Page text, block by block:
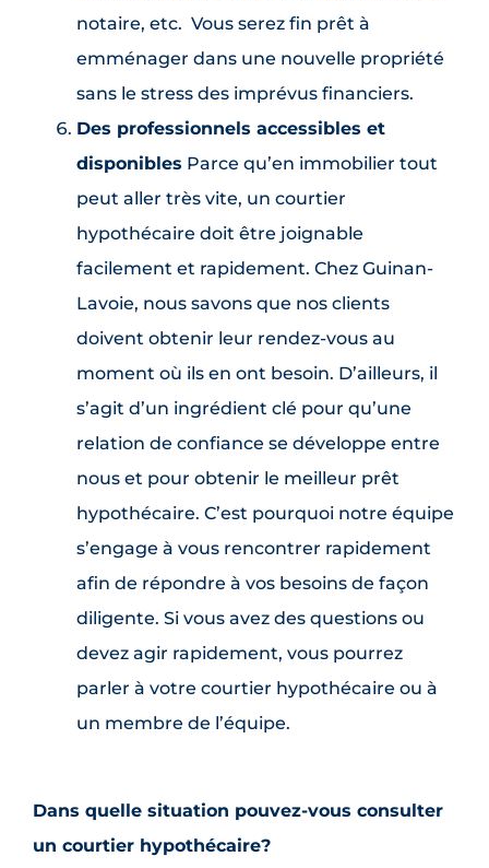
notaire, etc. Vous serez fin prêt à
emménager dans une nouvelle propriété
sans le stress des imprévus financiers.
Des professionnels accessibles et
disponibles Parce qu’en immobilier tout
peut aller très vite, un courtier
hypothécaire doit être joignable
facilement et rapidement. Chez Guinan-
Lavoie, nous savons que nos clients
doivent obtenir leur rendez-vous au
moment où ils en ont besoin. D’ailleurs, il
s’agit d’un ingrédient clé pour qu’une
relation de confiance se développe entre
nous et pour obtenir le meilleur prêt
hypothécaire. C’est pourquoi notre équipe
s’engage à vous rencontrer rapidement
afin de répondre à vos besoins de façon
diligente. Si vous avez des questions ou
devez agir rapidement, vous pourrez
parler à votre courtier hypothécaire ou à
un membre de l’équipe.
Dans quelle situation pouvez-vous consulter
un courtier hypothécaire?